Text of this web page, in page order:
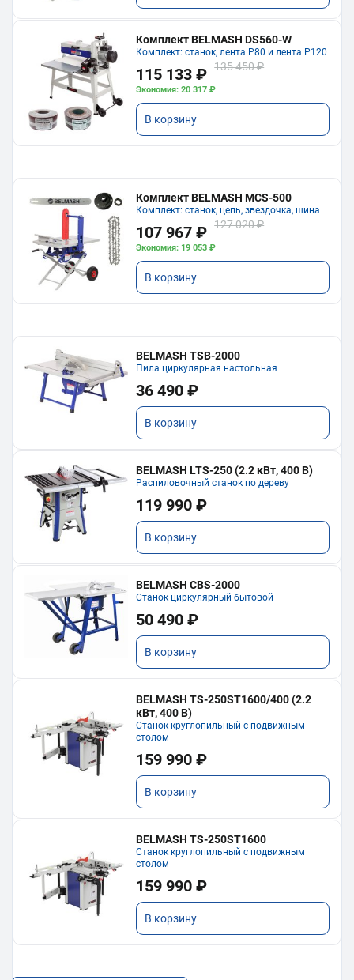
Комплект BELMASH DS560-W
Комплект: станок, лента P80 и лента P120
115 133 ₽ 135 450 ₽
Экономия: 20 317 ₽
В корзину
Комплект BELMASH MCS-500
Комплект: станок, цепь, звездочка, шина
107 967 ₽ 127 020 ₽
Экономия: 19 053 ₽
В корзину
BELMASH TSB-2000
Пила циркулярная настольная
36 490 ₽
В корзину
BELMASH LTS-250 (2.2 кВт, 400 В)
Распиловочный станок по дереву
119 990 ₽
В корзину
BELMASH CBS-2000
Станок циркулярный бытовой
50 490 ₽
В корзину
BELMASH TS-250ST1600/400 (2.2
кВт, 400 В)
Станок круглопильный с подвижным
столом
159 990 ₽
В корзину
BELMASH TS-250ST1600
Станок круглопильный с подвижным
столом
159 990 ₽
В корзину